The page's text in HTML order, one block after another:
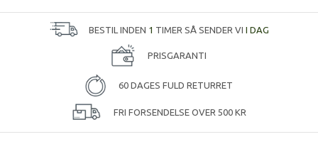
BESTIL INDEN 1 TIMER SÅ SENDER VI I DAG
PRISGARANTI
60 DAGES FULD RETURRET
FRI FORSENDELSE OVER 500 KR